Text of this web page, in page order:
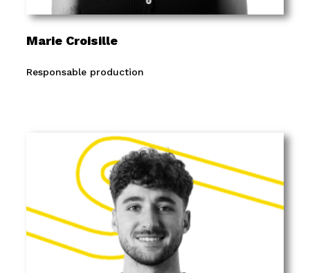
Marie Croisille
Responsable production